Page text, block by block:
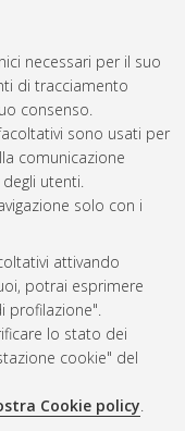
necessari per il suo
di tracciamento
consenso.
sono usati per
comunicazione
utenti.
solo con i
attivando
potrai esprimere
profilazione".
lo stato dei
cookie" del
Cookie policy.
messa in sicurezza e
Corso di Studio in
ad accesso
Aug 8 20:35:38 2026
CEST